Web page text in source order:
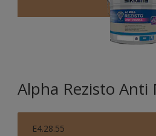
Alpha Rezisto Anti
E4.28.55